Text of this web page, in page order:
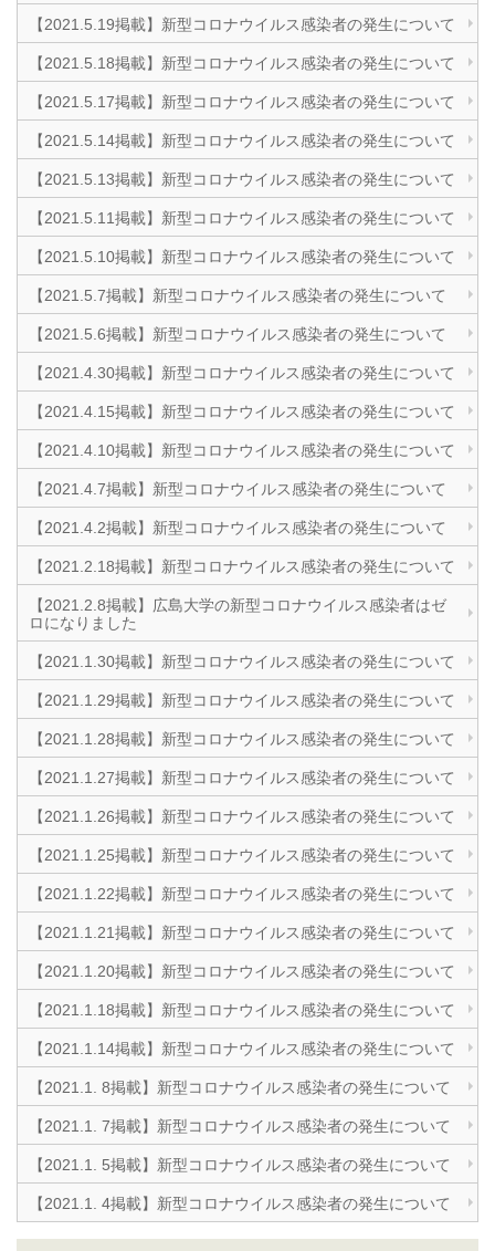
【2021.5.19掲載】新型コロナウイルス感染者の発生について
【2021.5.18掲載】新型コロナウイルス感染者の発生について
【2021.5.17掲載】新型コロナウイルス感染者の発生について
【2021.5.14掲載】新型コロナウイルス感染者の発生について
【2021.5.13掲載】新型コロナウイルス感染者の発生について
【2021.5.11掲載】新型コロナウイルス感染者の発生について
【2021.5.10掲載】新型コロナウイルス感染者の発生について
【2021.5.7掲載】新型コロナウイルス感染者の発生について
【2021.5.6掲載】新型コロナウイルス感染者の発生について
【2021.4.30掲載】新型コロナウイルス感染者の発生について
【2021.4.15掲載】新型コロナウイルス感染者の発生について
【2021.4.10掲載】新型コロナウイルス感染者の発生について
【2021.4.7掲載】新型コロナウイルス感染者の発生について
【2021.4.2掲載】新型コロナウイルス感染者の発生について
【2021.2.18掲載】新型コロナウイルス感染者の発生について
【2021.2.8掲載】広島大学の新型コロナウイルス感染者はゼ
ロになりました
【2021.1.30掲載】新型コロナウイルス感染者の発生について
【2021.1.29掲載】新型コロナウイルス感染者の発生について
【2021.1.28掲載】新型コロナウイルス感染者の発生について
【2021.1.27掲載】新型コロナウイルス感染者の発生について
【2021.1.26掲載】新型コロナウイルス感染者の発生について
【2021.1.25掲載】新型コロナウイルス感染者の発生について
【2021.1.22掲載】新型コロナウイルス感染者の発生について
【2021.1.21掲載】新型コロナウイルス感染者の発生について
【2021.1.20掲載】新型コロナウイルス感染者の発生について
【2021.1.18掲載】新型コロナウイルス感染者の発生について
【2021.1.14掲載】新型コロナウイルス感染者の発生について
【2021.1. 8掲載】新型コロナウイルス感染者の発生について
【2021.1. 7掲載】新型コロナウイルス感染者の発生について
【2021.1. 5掲載】新型コロナウイルス感染者の発生について
【2021.1. 4掲載】新型コロナウイルス感染者の発生について